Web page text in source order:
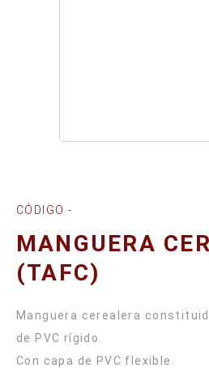
CÓDIGO -
MANGUERA
(TAFC)
Manguera cerealera
de PVC rígido.
Con capa de PVC flexible.